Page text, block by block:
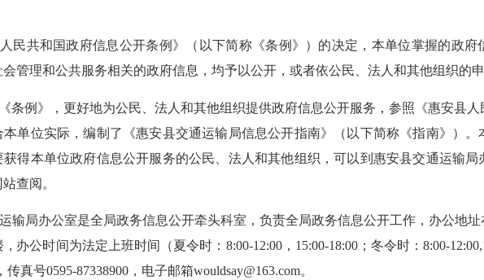
民共和国政府信息公开条例》（以下简称《条例》）的决定，本单位掌握的政府
管理和公共服务相关的政府信息，均予以公开，或者依公民、法人和其他组织的申
条例》，更好地为公民、法人和其他组织提供政府信息公开服务，参照《惠安县
本单位实际，编制了《惠安县交通运输局信息公开指南》（以下简称《指南》）
获得本单位政府信息公开服务的公民、法人和其他组织，可以到惠安县交通运输
查阅。
输局办公室是全局政务信息公开牵头科室，负责全局政务信息公开工作，办公地址
办公时间为法定上班时间 （夏令时： 8:00-12:00，15:00-18:00；冬令时：8:00-
传真号0595-87338900， 电子邮箱wouldsay@163.com。